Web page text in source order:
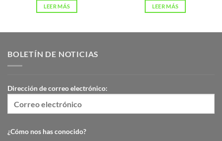
LEER MÁS LEER MÁS
BOLETÍN DE NOTICIAS
Dirección de correo electrónico:
¿Cómo nos has conocido?